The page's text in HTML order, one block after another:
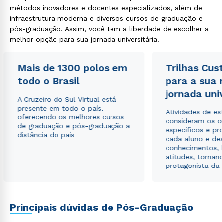
métodos inovadores e docentes especializados, além de
infraestrutura moderna e diversos cursos de graduação e
pós-graduação. Assim, você tem a liberdade de escolher a
melhor opção para sua jornada universitária.
Mais de 1300 polos em
todo o Brasil
A Cruzeiro do Sul Virtual está
presente em todo o país,
oferecendo os melhores cursos
de graduação e pós-graduação a
distância do país
Trilhas
para a sua
jornada
Atividades de
consideram os
específicos e
cada aluno e
conhecimentos,
atitudes,
protagonista da
Principais dúvidas de Pós-Graduação
Rápido e fácil
WhatsApp
Política de Privacidade.e